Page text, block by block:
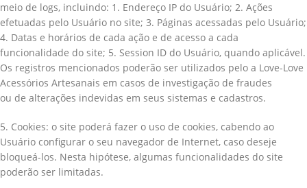
meio de logs, incluindo: 1. Endereço IP do Usuário; 2. Ações
efetuadas pelo Usuário no site; 3. Páginas acessadas pelo Usuário;
4. Datas e horários de cada ação e de acesso a cada
funcionalidade do site; 5. Session ID do Usuário, quando aplicável.
Os registros mencionados poderão ser utilizados pelo a Love-Love
Acessórios Artesanais em casos de investigação de fraudes
ou de alterações indevidas em seus sistemas e cadastros.
5. Cookies: o site poderá fazer o uso de cookies, cabendo ao
Usuário configurar o seu navegador de Internet, caso deseje
bloqueá-los. Nesta hipótese, algumas funcionalidades do site
poderão ser limitadas.